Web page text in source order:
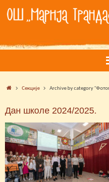
content
HomeСекције Archive by category
Дан школе 2024/2025.